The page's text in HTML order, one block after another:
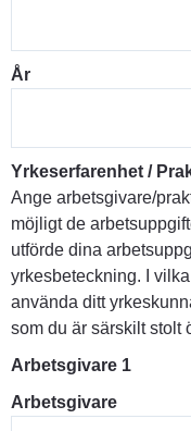
År
Yrkeserfarenhet /
Ange arbetsgivare/
möjligt de
utförde dina
yrkesbeteckning. I
använda ditt
som du är särskilt stolt
Arbetsgivare 1
Arbetsgivare